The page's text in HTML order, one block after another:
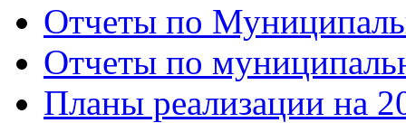
Отчеты по
Отчеты по
Планы реализации на